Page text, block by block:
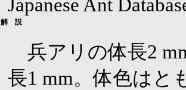
Japanese Ant
解 説
兵アリの体長2
長1 mm。体色はと